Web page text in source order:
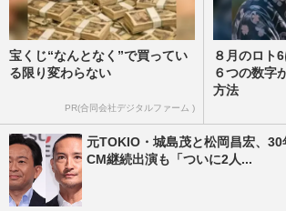
宝くじ“なんとなく”で買ってい
る限り変わらない
PR(合同会社デジタルファーム )
８月のロト
６つの数字
方法
元TOKIO・城島茂と松岡昌宏、30
CM継続出演も「ついに2人...